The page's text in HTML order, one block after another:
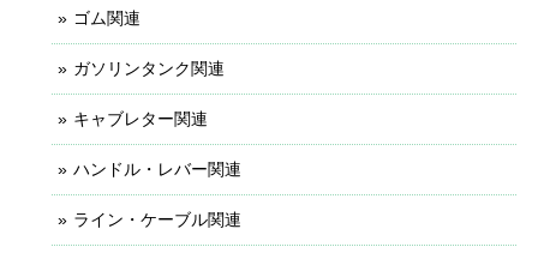
ゴム関連
ガソリンタンク関連
キャブレター関連
ハンドル・レバー関連
ライン・ケーブル関連